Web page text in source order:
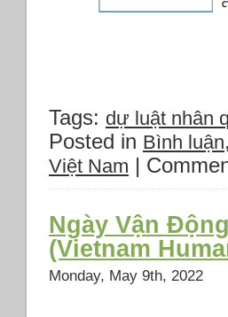
Tags: dự luật nhân
Posted in Bình luận,
Việt Nam |
Ngày Vận
(Vietnam
Monday, May 9th, 2022